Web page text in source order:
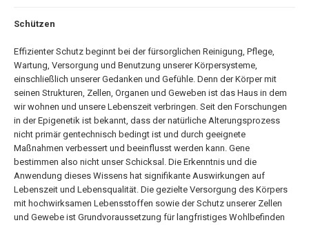
Schützen
Effizienter Schutz beginnt bei der fürsorglichen Reinigung, Pflege,
Wartung, Versorgung und Benutzung unserer Körpersysteme,
einschließlich unserer Gedanken und Gefühle. Denn der Körper mit
seinen Strukturen, Zellen, Organen und Geweben ist das Haus in dem
wir wohnen und unsere Lebenszeit verbringen. Seit den Forschungen
in der Epigenetik ist bekannt, dass der natürliche Alterungsprozess
nicht primär gentechnisch bedingt ist und durch geeignete
Maßnahmen verbessert und beeinflusst werden kann. Gene
bestimmen also nicht unser Schicksal. Die Erkenntnis und die
Anwendung dieses Wissens hat signifikante Auswirkungen auf
Lebenszeit und Lebensqualität. Die gezielte Versorgung des Körpers
mit hochwirksamen Lebensstoffen sowie der Schutz unserer Zellen
und Gewebe ist Grundvoraussetzung für langfristiges Wohlbefinden